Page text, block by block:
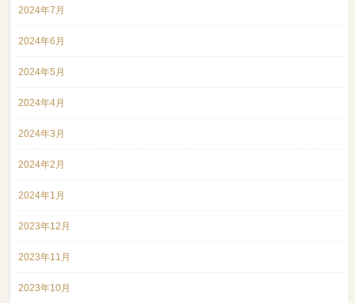
2024年7月
2024年6月
2024年5月
2024年4月
2024年3月
2024年2月
2024年1月
2023年12月
2023年11月
2023年10月